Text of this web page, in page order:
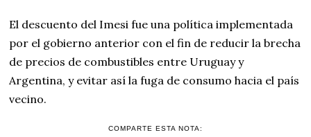
El descuento del Imesi fue una política implementada
por el gobierno anterior con el fin de reducir la brecha
de precios de combustibles entre Uruguay y
Argentina, y evitar así la fuga de consumo hacia el país
vecino.
COMPARTE ESTA NOTA: